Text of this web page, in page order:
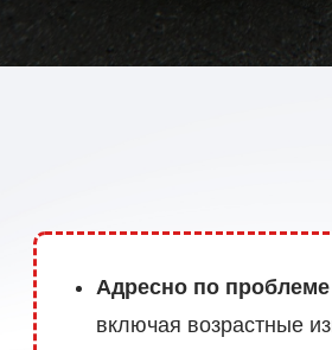
Адресно по проблеме
включая возрастные